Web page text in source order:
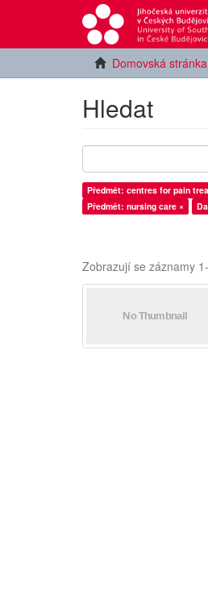
Domovská
Hledat
Předmět: centres for pain
Předmět: nursing care ×
Zobrazují se záznamy